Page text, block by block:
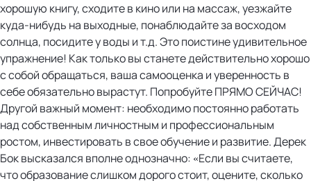
хорошую книгу, сходите в кино или на массаж, уезжайте
куда-нибудь на выходные, понаблюдайте за восходом
солнца, посидите у воды и т.д. Это поистине удивительное
упражнение! Как только вы станете действительно хорошо
с собой обращаться, ваша самооценка и уверенность в
себе обязательно вырастут. Попробуйте ПРЯМО СЕЙЧАС!
Другой важный момент: необходимо постоянно работать
над собственным личностным и профессиональным
ростом, инвестировать в свое обучение и развитие. Дерек
Бок высказался вполне однозначно: «Если вы считаете,
что образование слишком дорого стоит, оцените, сколько